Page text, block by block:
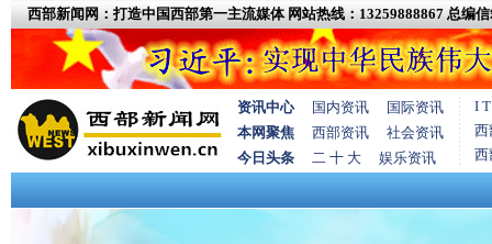
西部新闻网：打造中国西部第一主流媒体 网站热线：13259888867 总编信
资讯中心 国内资讯
国际资讯
本网聚焦
西部资讯
社会资讯
今日头条
二 十 大 娱乐资讯
I
西
西